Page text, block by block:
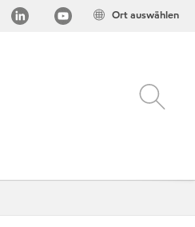
Ort auswählen